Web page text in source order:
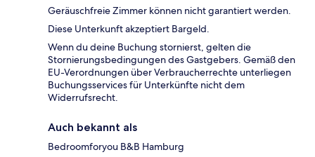
Geräuschfreie Zimmer können nicht garantiert werden.
Diese Unterkunft akzeptiert Bargeld.
Wenn du deine Buchung stornierst, gelten die
Stornierungsbedingungen des Gastgebers. Gemäß den
EU-Verordnungen über Verbraucherrechte unterliegen
Buchungsservices für Unterkünfte nicht dem
Widerrufsrecht.
Auch bekannt als
Bedroomforyou B&B Hamburg